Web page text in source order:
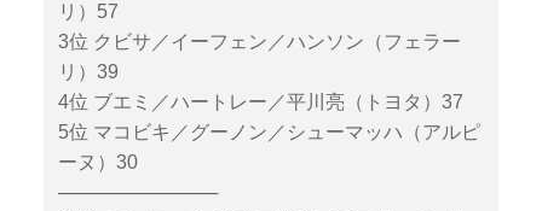
リ）57
3位 クビサ／イーフェン／ハンソン（フェラー
リ）39
4位 ブエミ／ハートレー／平川亮（トヨタ）37
5位 マコビキ／グーノン／シューマッハ（アルピ
ーヌ）30
────────────